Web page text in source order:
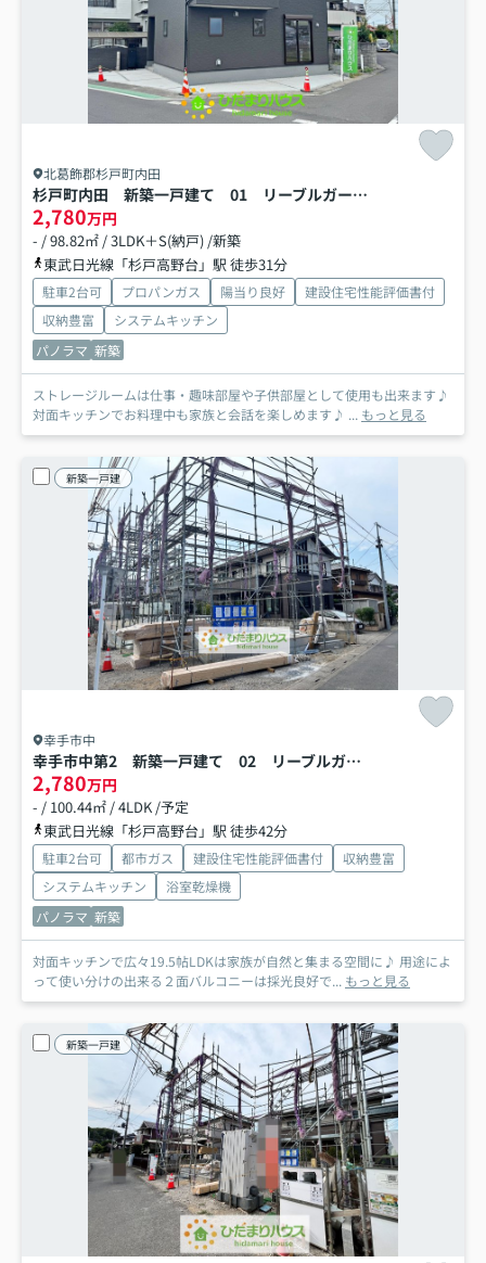
北葛飾郡杉戸町内田
杉戸町内田 新築一戸建て 01 リーブルガーデン
2,780万円
- / 98.82㎡ / 3LDK＋S(納戸) /新築
東武日光線「杉戸高野台」駅 徒歩31分
駐車2台可 プロパンガス 陽当り良好
建設住宅性能評価書付
収納豊富
システムキッチン
パノラマ 新築
ストレージルームは仕事・趣味部屋や子供部屋として使用も出来ます♪
対面キッチンでお料理中も家族と会話を楽しめます♪ ... もっと見る
新築一戸建
幸手市中
幸手市中第2 新築一戸建て 02 リーブルガーデン
2,780万円
- / 100.44㎡ / 4LDK /予定
東武日光線「杉戸高野台」駅 徒歩42分
駐車2台可 都市ガス 建設住宅性能評価書付
収納豊富
システムキッチン
浴室乾燥機
パノラマ 新築
対面キッチンで広々19.5帖LDKは家族が自然と集まる空間に♪ 用途によ
って使い分けの出来る２面バルコニーは採光良好で... もっと見る
新築一戸建